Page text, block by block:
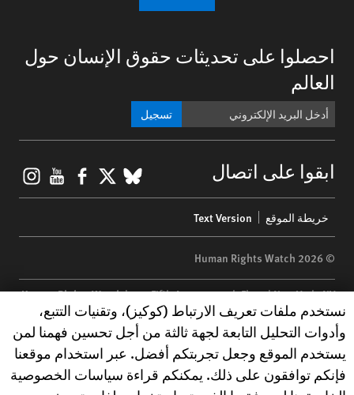
احصلوا على تحديثات حقوق الإنسان حول
العالم
تسجيل
ابقوا على اتصال BlueSky
X
menu
خريطة الموقع Text Version
© 2026 Human Rights Watch
Human Rights Watch| 350 Fifth Avenue, 34th Floor | New York,NY
10118-3299 USA|t 1.212.290.4700
Human Rights Watchis a 501(C)(3) nonprofit registered in the US
under EIN: 13-2875808
Human Rights Watch cookie preferences
نستخدم ملفات تعريف الارتباط (كوكيز)، وتقنيات التتبع،
وأدوات التحليل التابعة لجهة ثالثة من أجل تحسين فهمنا لمن
يستخدم الموقع وجعل تجربتكم أفضل. عبر استخدام موقعنا
فإنكم توافقون على ذلك. يمكنكم قراءة سياسات الخصوصية